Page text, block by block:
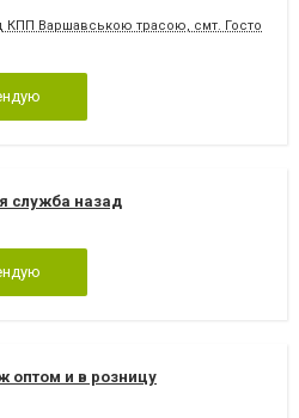
КПП Варшавською трасою, смт.
служба назад
оптом и в розницу